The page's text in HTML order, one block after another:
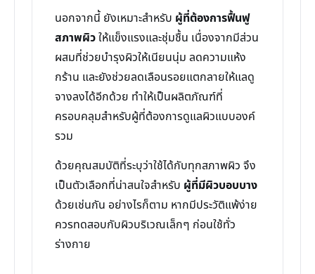
นอกจากนี้ ยังเหมาะสำหรับ ผู้ที่ต้องการฟื้นฟู
สภาพผิวให้แข็งแรงและชุ่มชื้น เนื่องจากมีส่วน
ผสมที่ช่วยบำรุงผิวให้เนียนนุ่ม ลดความแห้ง
กร้าน และยังช่วยลดเลือนรอยแตกลายให้แลดู
จางลงได้อีกด้วย ทำให้เป็นผลิตภัณฑ์ที่
ครอบคลุมสำหรับผู้ที่ต้องการดูแลผิวแบบองค์
รวม
ด้วยคุณสมบัติที่ระบุว่าใช้ได้กับทุกสภาพผิว จึง
เป็นตัวเลือกที่น่าสนใจสำหรับ ผู้ที่มีผิวบอบบาง
ด้วยเช่นกัน อย่างไรก็ตาม หากมีประวัติแพ้ง่าย
ควรทดสอบกับผิวบริเวณเล็กๆ ก่อนใช้ทั่ว
ร่างกาย